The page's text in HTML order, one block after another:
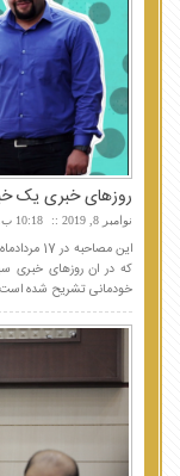
روزهای خبری یک
نوامبر 8, 2019 10:18 ب.ظ
که در ان روزهای خبری
خودمانی تشریح شده